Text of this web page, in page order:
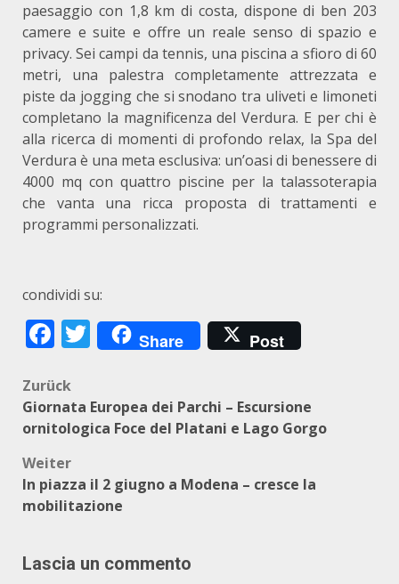
paesaggio con 1,8 km di costa, dispone di ben 203
camere e suite e offre un reale senso di spazio e
privacy. Sei campi da tennis, una piscina a sfioro di 60
metri, una palestra completamente attrezzata e
piste da jogging che si snodano tra uliveti e limoneti
completano la magnificenza del Verdura. E per chi è
alla ricerca di momenti di profondo relax, la Spa del
Verdura è una meta esclusiva: un’oasi di benessere di
4000 mq con quattro piscine per la talassoterapia
che vanta una ricca proposta di trattamenti e
programmi personalizzati.
condividi su:
Facebook
Twitter
Share Post
Beitragsnavigation
Zurück
Giornata Europea dei Parchi – Escursione
ornitologica Foce del Platani e Lago Gorgo
Weiter
In piazza il 2 giugno a Modena – cresce la
mobilitazione
Lascia un commento